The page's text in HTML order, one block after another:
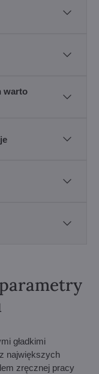
warto
gładkimi
największych
zręcznej pracy